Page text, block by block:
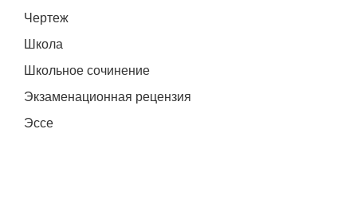
Чертеж
Школа
Школьное сочинение
Экзаменационная рецензия
Эссе